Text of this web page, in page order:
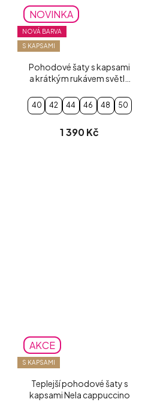
NOVINKA
NOVÁ BARVA
S KAPSAMI
Pohodové šaty s kapsami
a krátkým rukávem světle
40 42 44 46 48 50
1 390 Kč
AKCE
S KAPSAMI
Teplejší pohodové šaty s
kapsami Nela cappuccino